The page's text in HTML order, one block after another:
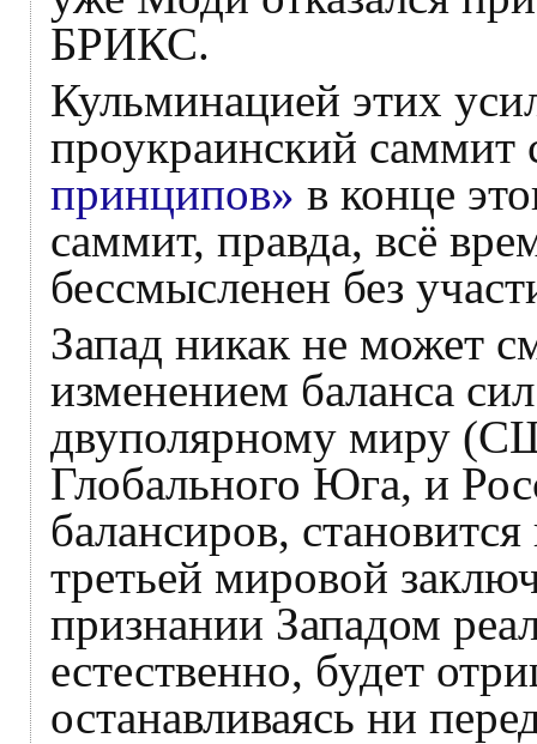
БРИКС.
Кульминацией этих
проукраинский
принципов» в конце
саммит, правда, всё
бессмысленен без
Запад никак не может
изменением баланса
двуполярному миру
Глобального Юга, и
балансиров,
третьей мировой
признании Западом
естественно, будет
останавливаясь ни